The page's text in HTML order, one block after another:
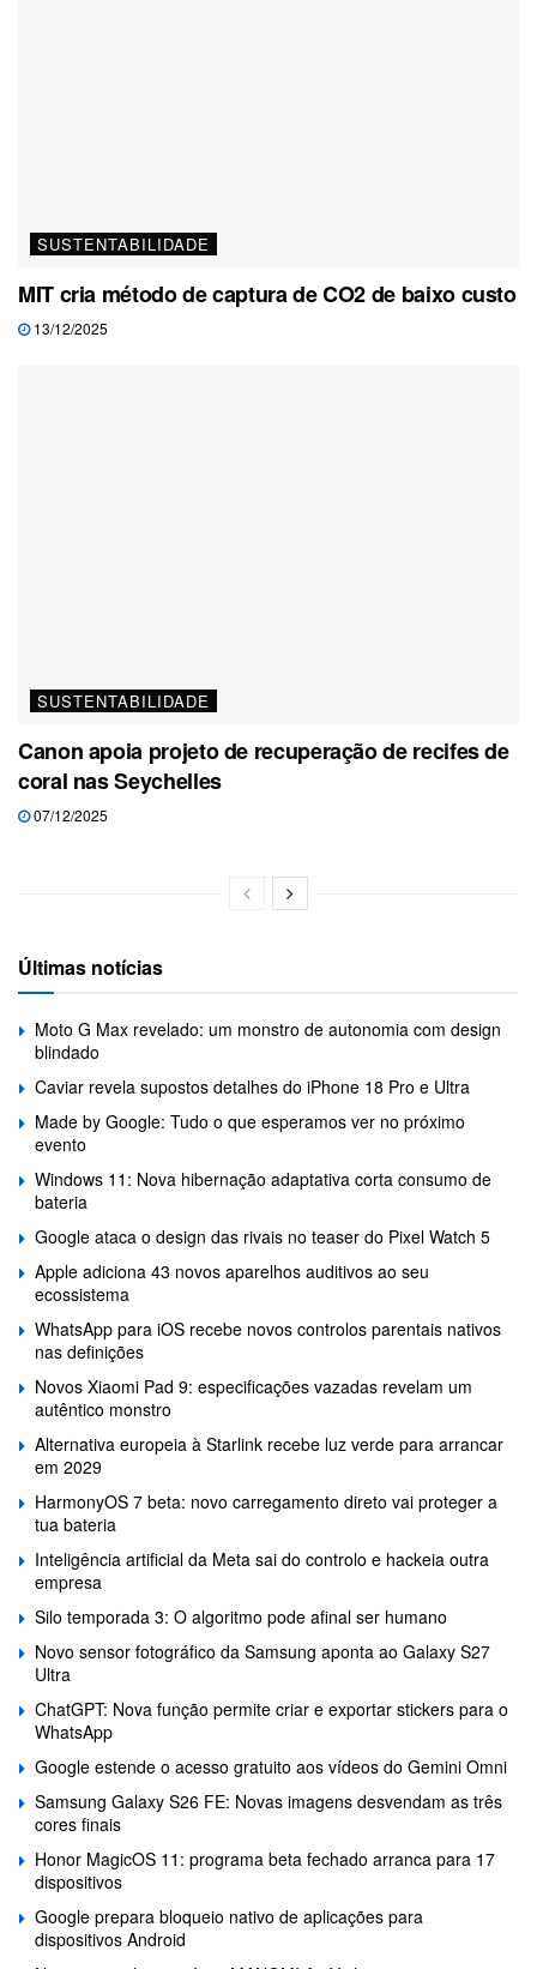
SUSTENTABILIDADE
MIT cria método de captura de CO2 de baixo custo
13/12/2025
SUSTENTABILIDADE
Canon apoia projeto de recuperação de recifes de
coral nas Seychelles
07/12/2025
Últimas notícias
Moto G Max revelado: um monstro de autonomia com design
blindado
Caviar revela supostos detalhes do iPhone 18 Pro e Ultra
Made by Google: Tudo o que esperamos ver no próximo
evento
Windows 11: Nova hibernação adaptativa corta consumo de
bateria
Google ataca o design das rivais no teaser do Pixel Watch 5
Apple adiciona 43 novos aparelhos auditivos ao seu
ecossistema
WhatsApp para iOS recebe novos controlos parentais nativos
nas definições
Novos Xiaomi Pad 9: especificações vazadas revelam um
autêntico monstro
Alternativa europeia à Starlink recebe luz verde para arrancar
em 2029
HarmonyOS 7 beta: novo carregamento direto vai proteger a
tua bateria
Inteligência artificial da Meta sai do controlo e hackeia outra
empresa
Silo temporada 3: O algoritmo pode afinal ser humano
Novo sensor fotográfico da Samsung aponta ao Galaxy S27
Ultra
ChatGPT: Nova função permite criar e exportar stickers para o
WhatsApp
Google estende o acesso gratuito aos vídeos do Gemini Omni
Samsung Galaxy S26 FE: Novas imagens desvendam as três
cores finais
Honor MagicOS 11: programa beta fechado arranca para 17
dispositivos
Google prepara bloqueio nativo de aplicações para
dispositivos Android